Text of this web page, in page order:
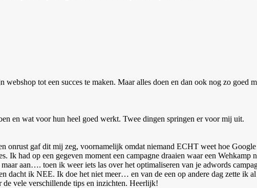
tot een succes te maken. Maar alles doen en dan ook nog zo goed
en wat voor hun heel goed werkt. Twee dingen springen er voor mij uit.
onrust gaf dit mij zeg, voornamelijk omdat niemand ECHT weet hoe
Ik had op een gegeven moment een campagne draaien waar een
aan…. toen ik weer iets las over het optimaliseren van je adwords
dacht ik NEE. Ik doe het niet meer… en van de een op andere dag zette ik
vele verschillende tips en inzichten. Heerlijk!